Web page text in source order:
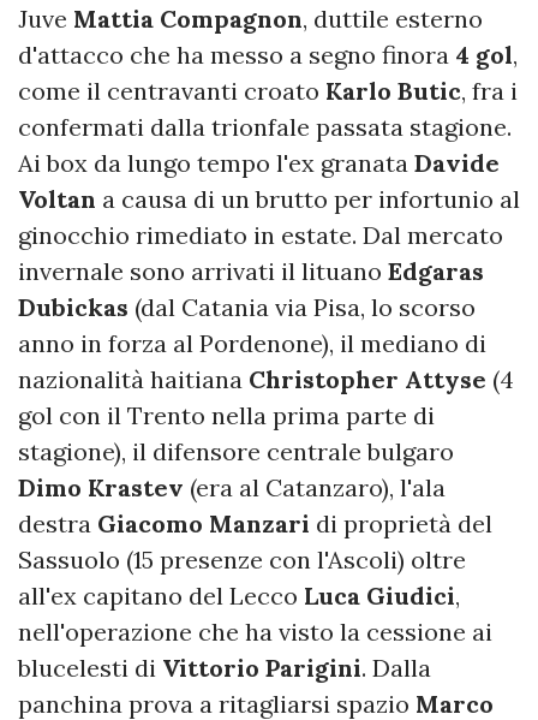
Juve Mattia Compagnon, duttile esterno
d'attacco che ha messo a segno finora 4 gol,
come il centravanti croato Karlo Butic, fra i
confermati dalla trionfale passata stagione.
Ai box da lungo tempo l'ex granata Davide
Voltan a causa di un brutto per infortunio al
ginocchio rimediato in estate. Dal mercato
invernale sono arrivati il lituano Edgaras
Dubickas (dal Catania via Pisa, lo scorso
anno in forza al Pordenone), il mediano di
nazionalità haitiana Christopher Attyse (4
gol con il Trento nella prima parte di
stagione), il difensore centrale bulgaro
Dimo Krastev (era al Catanzaro), l'ala
destra Giacomo Manzari di proprietà del
Sassuolo (15 presenze con l'Ascoli) oltre
all'ex capitano del Lecco Luca Giudici,
nell'operazione che ha visto la cessione ai
blucelesti di Vittorio Parigini. Dalla
panchina prova a ritagliarsi spazio Marco